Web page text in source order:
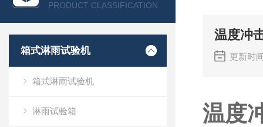
PRODUCT CLASSIFICATION
箱式淋雨试验机
箱式淋雨试验机
淋雨试验箱
温度冲
更新时
温度